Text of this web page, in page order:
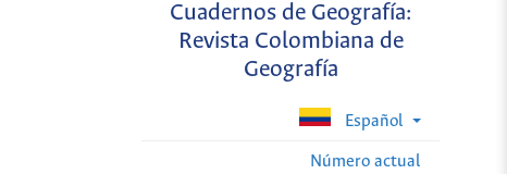
Cuadernos de Geografía:
Revista Colombiana de
Geografía
Español
Número actual